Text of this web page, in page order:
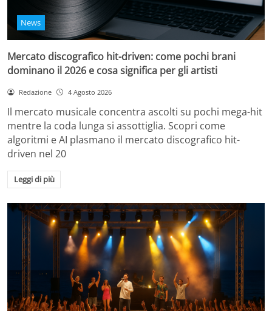
News
Mercato discografico hit-driven: come pochi brani
dominano il 2026 e cosa significa per gli artisti
Redazione 4 Agosto 2026
Il mercato musicale concentra ascolti su pochi mega-hit
mentre la coda lunga si assottiglia. Scopri come
algoritmi e AI plasmano il mercato discografico hit-
driven nel 20
Leggi di più